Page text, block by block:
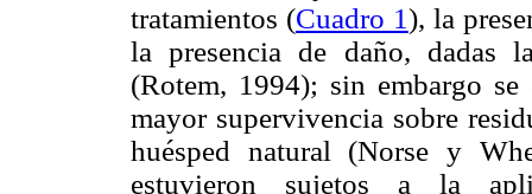
tratamientos (Cuadro 1), la
la presencia de daño, dadas
(Rotem, 1994); sin embargo
mayor supervivencia sobre
huésped natural (Norse y
estuvieron sujetos a la